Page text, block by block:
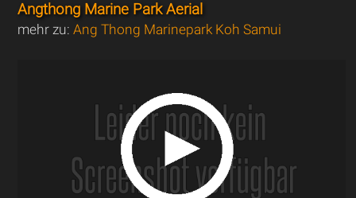
Angthong Marine Park Aerial
mehr zu:Ang Thong Marinepark Koh Samui